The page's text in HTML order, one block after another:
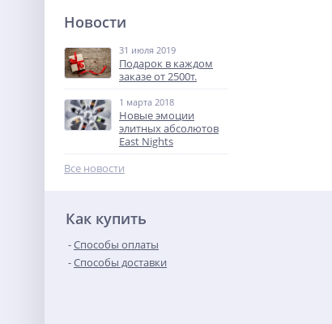
Новости
31 июля 2019
Подарок в каждом
заказе от 2500т.
1 марта 2018
Новые эмоции
элитных абсолютов
East Nights
Все новости
Как купить
Способы оплаты
Способы доставки